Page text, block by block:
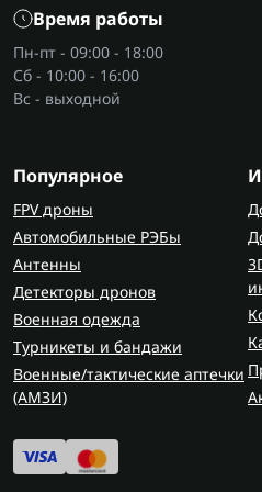
Мотоциклы, в отличие от
под скорость, трассу и
Мотороллер — под
маршрут, ровную посадку
Основные
мотороллеров
В мотороллере
мощность, тип запуска,
подвеску, колеса, свет,
нагрузку. В 150-кубовых
литые легкосплавные
зажигание CDI,
Для неровных дорог
место под мелкие вещи.
длина сиденья и запас тяги.
Время работы
Пн-пт - 09:00 - 18:00
Сб - 10:00 - 16:00
Вс - выходной
Популярное
FPV дроны
Автомобильные РЭБы
Антенны
Детекторы дронов
Военная одежда
Турникеты и бандажи
Военные/тактические аптечки
(AMЗИ)